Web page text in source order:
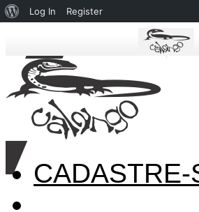
CADASTRE-
About
Log In Register